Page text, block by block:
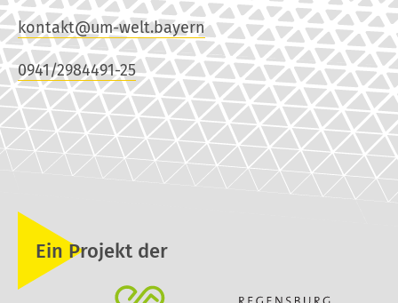
kontakt@um-welt.bayern
0941/2984491-25
Ein Projekt der